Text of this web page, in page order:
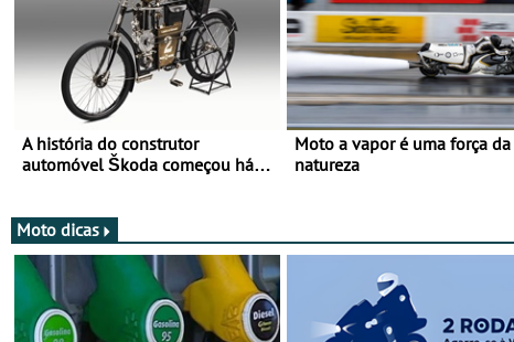
A história do construtor
automóvel Škoda começou há
Moto a vapor é uma força da
natureza
Moto dicas